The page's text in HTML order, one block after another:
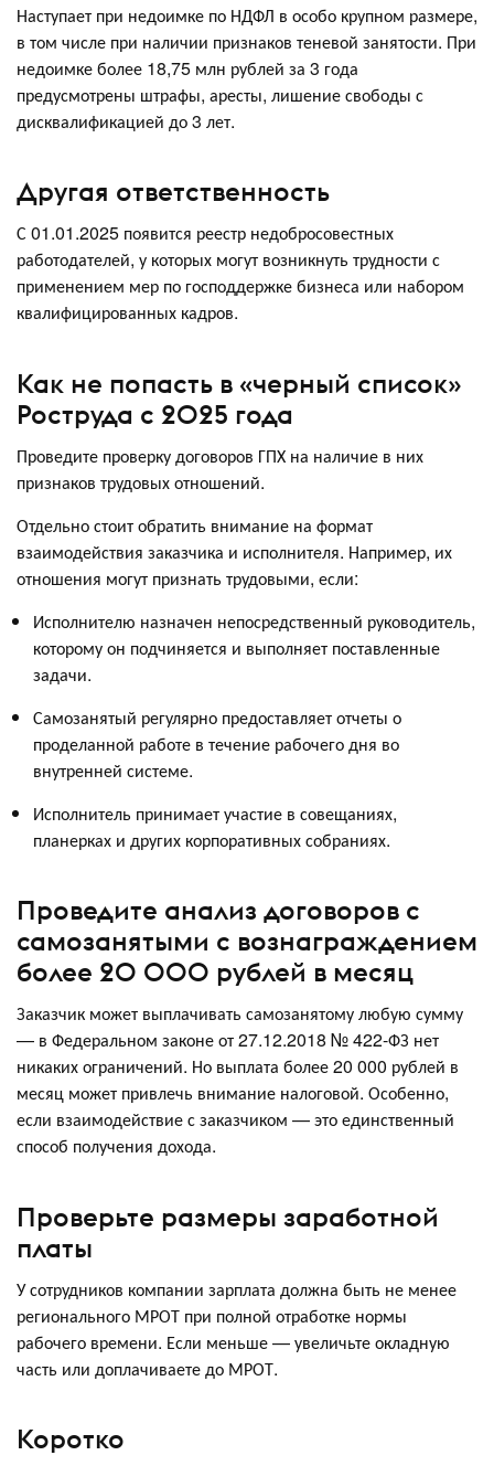
Наступает при недоимке по НДФЛ в особо крупном размере,
в том числе при наличии признаков теневой занятости. При
недоимке более 18,75 млн рублей за 3 года
предусмотрены штрафы, аресты, лишение свободы с
дисквалификацией до 3 лет.
Другая ответственность
С 01.01.2025 появится реестр недобросовестных
работодателей, у которых могут возникнуть трудности с
применением мер по господдержке бизнеса или набором
квалифицированных кадров.
Как не попасть в «черный список»
Роструда с 2025 года
Проведите проверку договоров ГПХ на наличие в них
признаков трудовых отношений.
Отдельно стоит обратить внимание на формат
взаимодействия заказчика и исполнителя. Например, их
отношения могут признать трудовыми, если:
Исполнителю назначен непосредственный руководитель,
которому он подчиняется и выполняет поставленные
задачи.
Самозанятый регулярно предоставляет отчеты о
проделанной работе в течение рабочего дня во
внутренней системе.
Исполнитель принимает участие в совещаниях,
планерках и других корпоративных собраниях.
Проведите анализ договоров с
самозанятыми с вознаграждением
более 20 000 рублей в месяц
Заказчик может выплачивать самозанятому любую сумму
— в Федеральном законе от 27.12.2018 № 422-ФЗ нет
никаких ограничений. Но выплата более 20 000 рублей в
месяц может привлечь внимание налоговой. Особенно,
если взаимодействие с заказчиком — это единственный
способ получения дохода.
Проверьте размеры заработной
платы
У сотрудников компании зарплата должна быть не менее
регионального МРОТ при полной отработке нормы
рабочего времени. Если меньше — увеличьте окладную
часть или доплачиваете до МРОТ.
Коротко